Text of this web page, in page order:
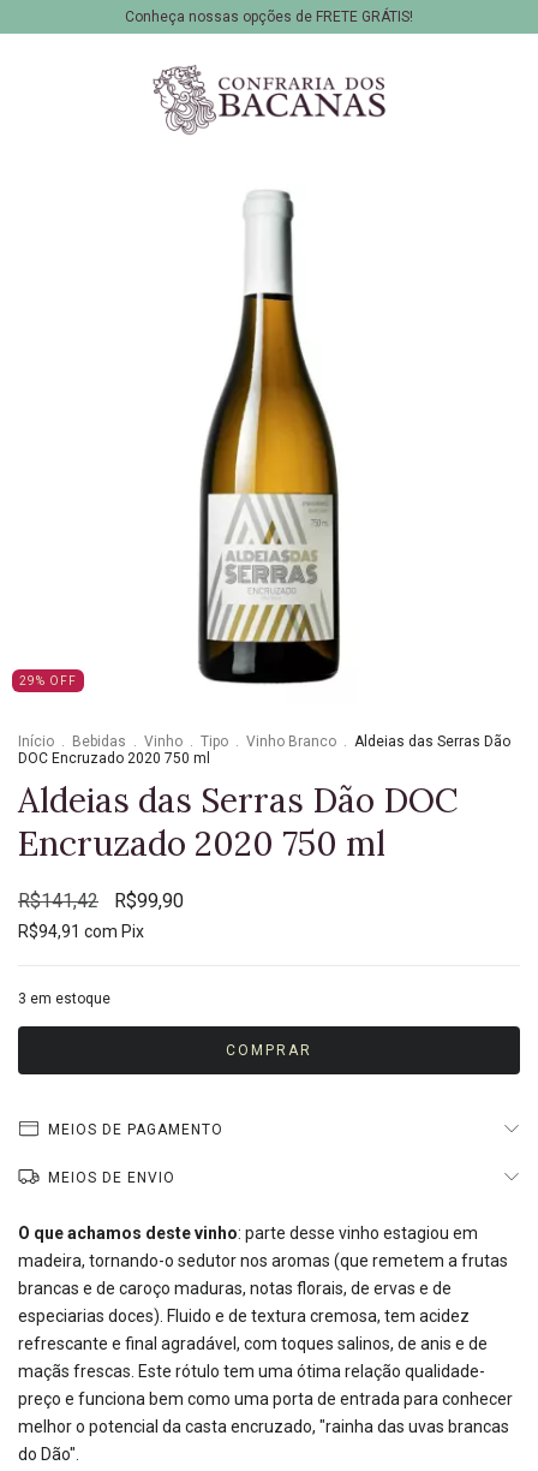
Conheça nossas opções de FRETE GRÁTIS!
29% OFF
Início . Bebidas . Vinho . Tipo . Vinho Branco . Aldeias das Serras Dão
DOC Encruzado 2020 750 ml
Aldeias das Serras Dão DOC
Encruzado 2020 750 ml
R$141,42 R$99,90
R$94,91 com Pix
3 em estoque
MEIOS DE PAGAMENTO
MEIOS DE ENVIO
O que achamos deste vinho: parte desse vinho estagiou em
madeira, tornando-o sedutor nos aromas (que remetem a frutas
brancas e de caroço maduras, notas florais, de ervas e de
especiarias doces). Fluido e de textura cremosa, tem acidez
refrescante e final agradável, com toques salinos, de anis e de
maçãs frescas. Este rótulo tem uma ótima relação qualidade-
preço e funciona bem como uma porta de entrada para conhecer
melhor o potencial da casta encruzado, "rainha das uvas brancas
do Dão".